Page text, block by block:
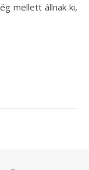
mellett állnak ki,